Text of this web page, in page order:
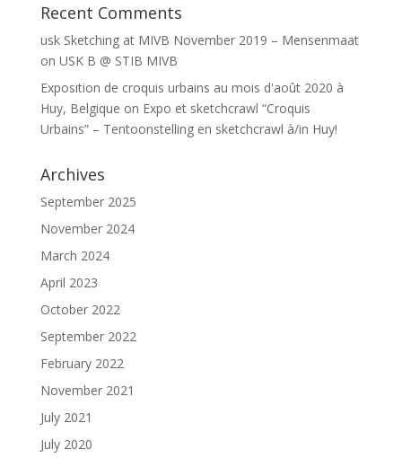
Recent Comments
usk Sketching at MIVB November 2019 – Mensenmaat
on USK B @ STIB MIVB
Exposition de croquis urbains au mois d'août 2020 à
Huy, Belgique on Expo et sketchcrawl “Croquis
Urbains” – Tentoonstelling en sketchcrawl à/in Huy!
Archives
September 2025
November 2024
March 2024
April 2023
October 2022
September 2022
February 2022
November 2021
July 2021
July 2020